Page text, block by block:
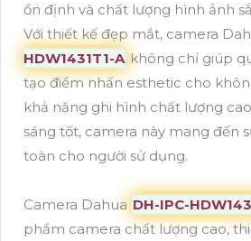
ổn định và chất lượng hình ảnh
Với thiết kế đẹp mắt, camera
HDW1431T1-A không chỉ giúp
tạo điểm nhấn esthetic cho
khả năng ghi hình chất lượng
sáng tốt, camera này mang đến
toàn cho người sử dụng.
Camera Dahua DH-IPC-
phẩm camera chất lượng cao,